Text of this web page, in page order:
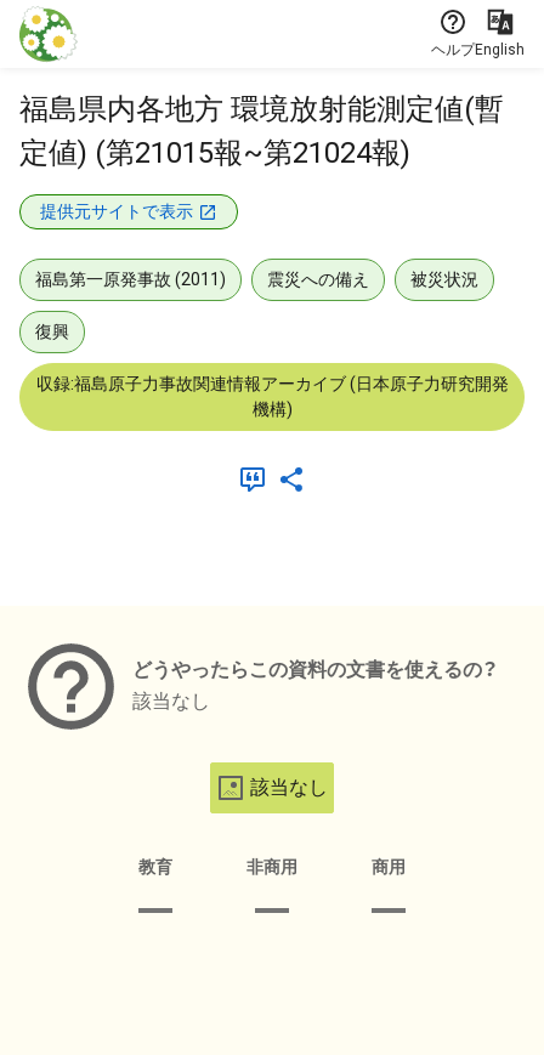
本文に飛ぶ
ヘルプEnglish
福島県内各地方 環境放射能測定値(暫
定値) (第21015報~第21024報)
提供元サイトで表示
福島第一原発事故 (2011) 震災への備え 被災状況
復興
収録:福島原子力事故関連情報アーカイブ (日本原子力研究開発
機構)
どうやったらこの資料の文書を使えるの？
該当なし
該当なし
教育 非商用 商用